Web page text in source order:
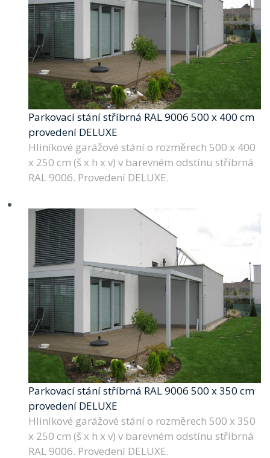
Parkovací stání stříbrná RAL 9006 500 x 400 cm
provedení DELUXE
Hliníkové garážové stání o rozměrech 500 x 400
x 250 cm (š x h x v) v barevném odstínu stříbrná
RAL 9006. Provedení DELUXE.
Parkovací stání stříbrná RAL 9006 500 x 350 cm
provedení DELUXE
Hliníkové garážové stání o rozměrech 500 x 350
x 250 cm (š x h x v) v barevném odstínu stříbrná
RAL 9006. Provedení DELUXE.